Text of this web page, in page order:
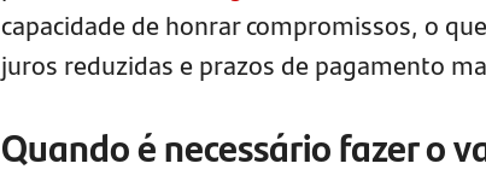
capacidade de honrar compromissos, o
juros reduzidas e prazos de pagamento
Quando é necessário fazer o